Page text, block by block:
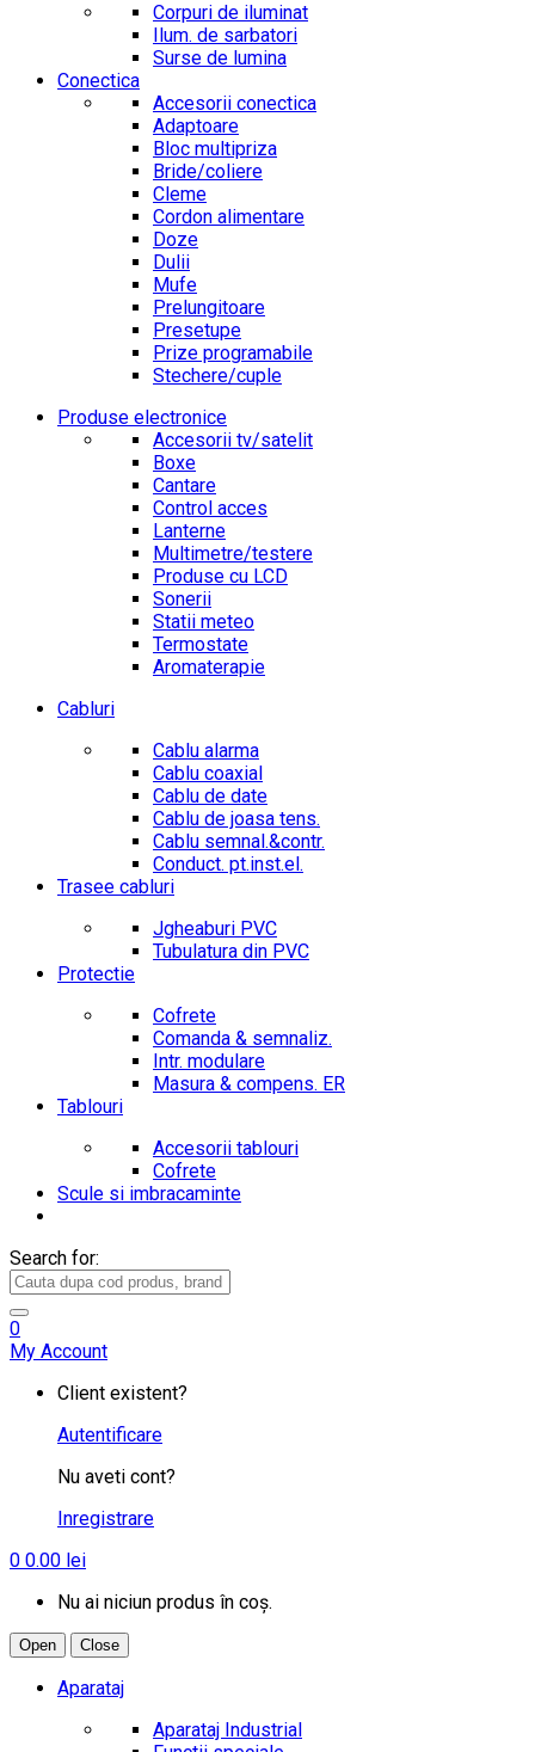
Corpuri de iluminat
Ilum. de sarbatori
Surse de lumina
Conectica
Accesorii conectica
Adaptoare
Bloc multipriza
Bride/coliere
Cleme
Cordon alimentare
Doze
Dulii
Mufe
Prelungitoare
Presetupe
Prize programabile
Stechere/cuple
Produse electronice
Accesorii tv/satelit
Boxe
Cantare
Control acces
Lanterne
Multimetre/testere
Produse cu LCD
Sonerii
Statii meteo
Termostate
Aromaterapie
Cabluri
Cablu alarma
Cablu coaxial
Cablu de date
Cablu de joasa tens.
Cablu semnal.&contr.
Conduct. pt.inst.el.
Trasee cabluri
Jgheaburi PVC
Tubulatura din PVC
Protectie
Cofrete
Comanda & semnaliz.
Intr. modulare
Masura & compens. ER
Tablouri
Accesorii tablouri
Cofrete
Scule si imbracaminte
Search for:
0
My Account
Client existent?
Autentificare
Nu aveti cont?
Inregistrare
0 0.00 lei
Nu ai niciun produs în coș.
Open Close
Aparataj
Aparataj Industrial